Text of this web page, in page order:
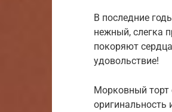
В последние
нежный, слегка
покоряют
удовольствие!
Морковный торт
оригинальность